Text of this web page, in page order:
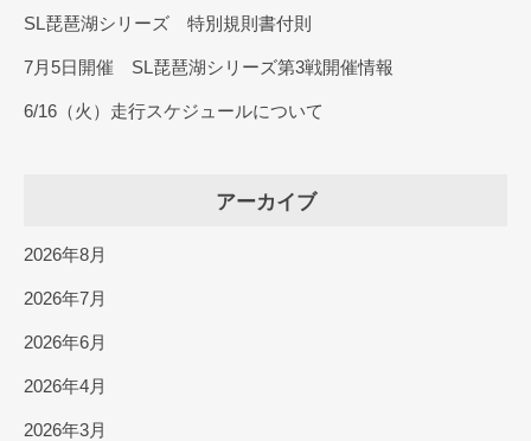
SL琵琶湖シリーズ 特別規則書付則
7月5日開催 SL琵琶湖シリーズ第3戦開催情報
6/16（火）走行スケジュールについて
アーカイブ
2026年8月
2026年7月
2026年6月
2026年4月
2026年3月